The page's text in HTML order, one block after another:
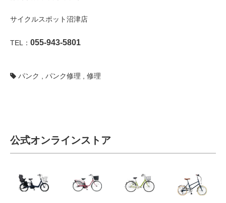
サイクルスポット沼津店
TEL： 055-943-5801
パンク パンク修理 修理
公式オンラインストア